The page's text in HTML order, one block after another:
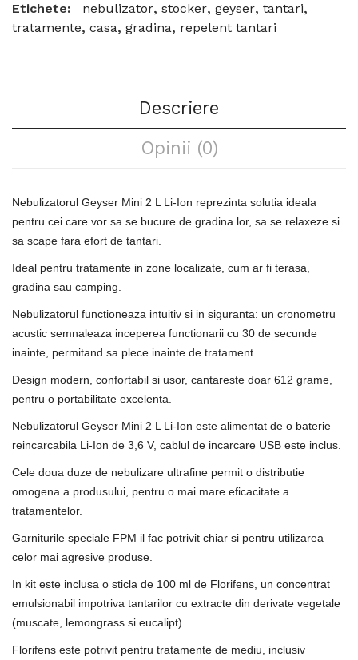
Etichete: nebulizator, stocker, geyser, tantari,
tratamente, casa, gradina, repelent tantari
Descriere
Opinii (0)
Nebulizatorul Geyser Mini 2 L Li-Ion reprezinta solutia ideala
pentru cei care vor sa se bucure de gradina lor, sa se relaxeze si
sa scape fara efort de tantari.
Ideal pentru tratamente in zone localizate, cum ar fi terasa,
gradina sau camping.
Nebulizatorul functioneaza intuitiv si in siguranta: un cronometru
acustic semnaleaza inceperea functionarii cu 30 de secunde
inainte, permitand sa plece inainte de tratament.
Design modern, confortabil si usor, cantareste doar 612 grame,
pentru o portabilitate excelenta.
Nebulizatorul Geyser Mini 2 L Li-Ion este alimentat de o baterie
reincarcabila Li-Ion de 3,6 V, cablul de incarcare USB este inclus.
Cele doua duze de nebulizare ultrafine permit o distributie
omogena a produsului, pentru o mai mare eficacitate a
tratamentelor.
Garniturile speciale FPM il fac potrivit chiar si pentru utilizarea
celor mai agresive produse.
In kit este inclusa o sticla de 100 ml de Florifens, un concentrat
emulsionabil impotriva tantarilor cu extracte din derivate vegetale
(muscate, lemongrass si eucalipt).
Florifens este potrivit pentru tratamente de mediu, inclusiv